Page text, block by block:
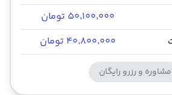
۵۰٬۱۰۰٬۰۰۰ تومان
۴۰٬۸۰۰٬۰۰۰ تومان
مشاوره و رزرو رایگان